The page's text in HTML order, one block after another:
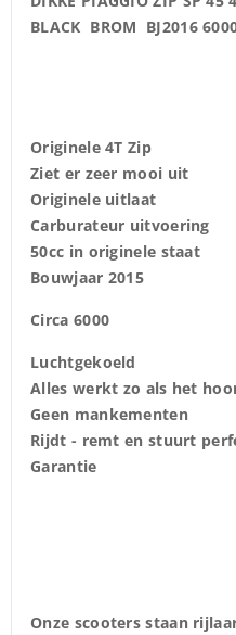
BLACK BROM BJ2016
Originele 4T Zip
Ziet er zeer mooi uit
Originele uitlaat
Carburateur uitvoering
50cc in originele staat
Bouwjaar 2015
Circa 6000
Luchtgekoeld
Alles werkt zo als het
Geen mankementen
Rijdt - remt en stuurt
Garantie
Onze scooters staan